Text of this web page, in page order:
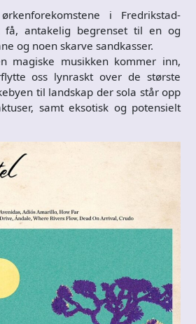
i Fredrikstad-
antakelig begrenset til en og
og noen skarve sandkasser.
magiske musikken kommer inn,
oss lynraskt over de største
til landskap der sola står opp
samt eksotisk og potensielt